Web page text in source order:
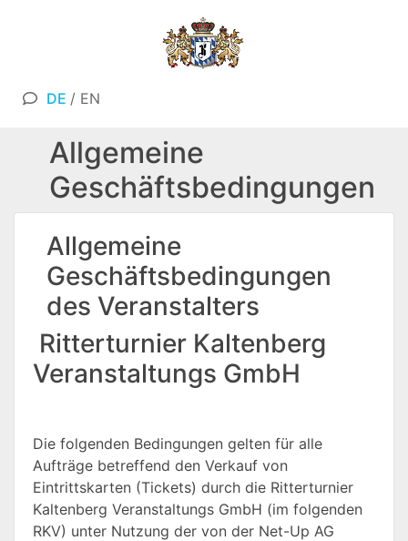
DE / EN
Allgemeine
Geschäftsbedingungen
Allgemeine
Geschäftsbedingungen
des Veranstalters
Ritterturnier Kaltenberg
Veranstaltungs GmbH
Die folgenden Bedingungen gelten für alle
Aufträge betreffend den Verkauf von
Eintrittskarten (Tickets) durch die Ritterturnier
Kaltenberg Veranstaltungs GmbH (im folgenden
RKV) unter Nutzung der von der Net-Up AG